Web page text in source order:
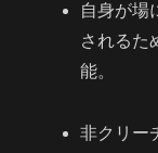
自身が場
されるた
能。
非クリー